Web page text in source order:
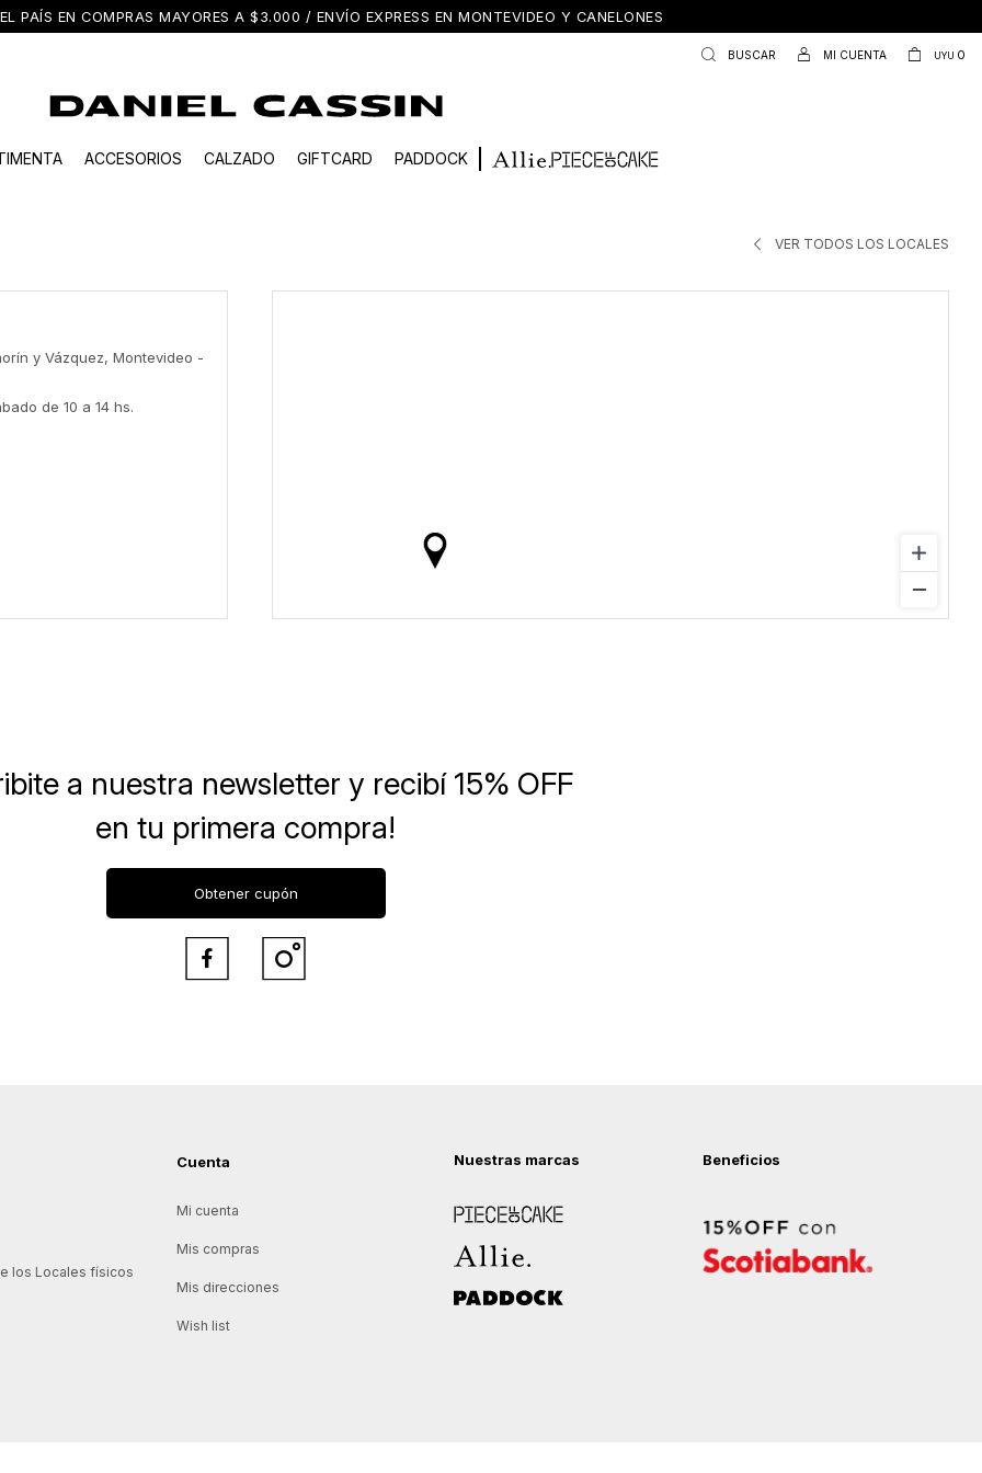
PAÍS EN COMPRAS MAYORES A $3.000 / ENVÍO EXPRESS EN MONTEVIDEO Y CANELONES
ACCESORIOS CALZADO GIFTCARD PADDOCK
UYU 0
VER TODOS LOS LOCALES
y Vázquez, Montevideo -
de 10 a 14 hs.
los Locales físicos
Cuenta
Mi cuenta
Mis compras
Mis direcciones
Wish list
Nuestras marcas
Piece of Cake
Allie
Paddock
Beneficios
a nuestra newsletter y recibí 15% OFF
en tu primera compra!
Obtener cupón
 